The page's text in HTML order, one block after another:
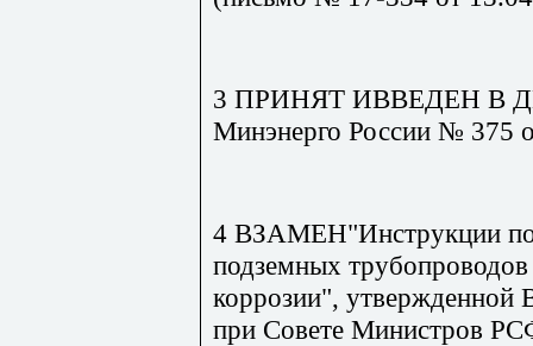
3 ПРИНЯТ ИВВЕДЕН В
Минэнерго России № 375
4 ВЗАМЕН"Инструкции по
подземных
коррозии", утвержденной
при Совете Министров